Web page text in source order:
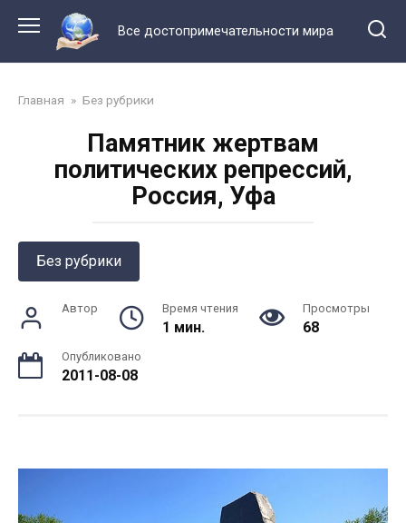
контенту
Все достопримечательности мира
Главная » Без рубрики
Памятник жертвам
политических репрессий,
Россия, Уфа
Без рубрики
Автор Время чтения
1 мин.
Просмотры
68
Опубликовано
2011-08-08